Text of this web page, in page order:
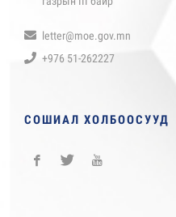
letter@moe.gov.mn
+976 51-262227
СОШИАЛ ХОЛБООСУУД